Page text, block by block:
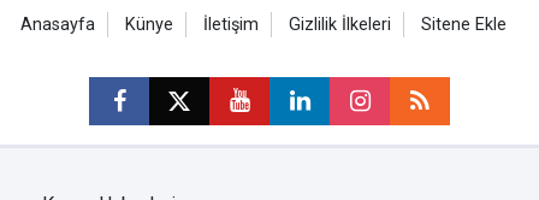
Anasayfa Künye İletişim Gizlilik İlkeleri Sitene Ekle